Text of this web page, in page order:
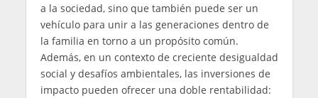
a la sociedad, sino que también puede ser un
vehículo para unir a las generaciones dentro de
la familia en torno a un propósito común.
Además, en un contexto de creciente desigualdad
social y desafíos ambientales, las inversiones de
impacto pueden ofrecer una doble rentabilidad: